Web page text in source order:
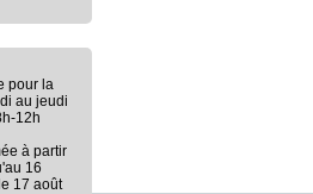
pour la
au jeudi
12h
à partir
16
17 août